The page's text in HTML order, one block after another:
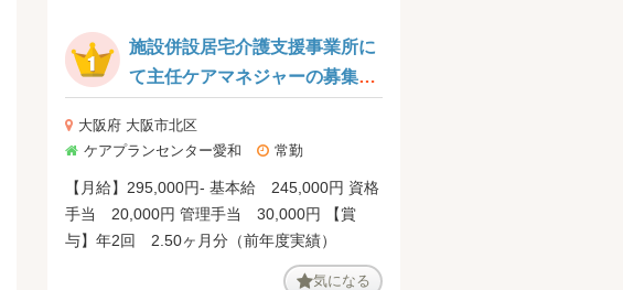
施設併設居宅介護支援事業所に
て主任ケアマネジャーの募集で
大阪府 大阪市北区
ケアプランセンター愛和
常勤
【月給】295,000円- 基本給 245,000円 資格
手当 20,000円 管理手当 30,000円 【賞
与】年2回 2.50ヶ月分（前年度実績）
気になる